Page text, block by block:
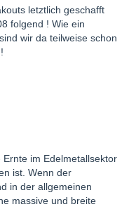
letztlich geschafft
folgend ! Wie ein
wir da teilweise schon
im Edelmetallsektor
ist. Wenn der
in der allgemeinen
massive und breite